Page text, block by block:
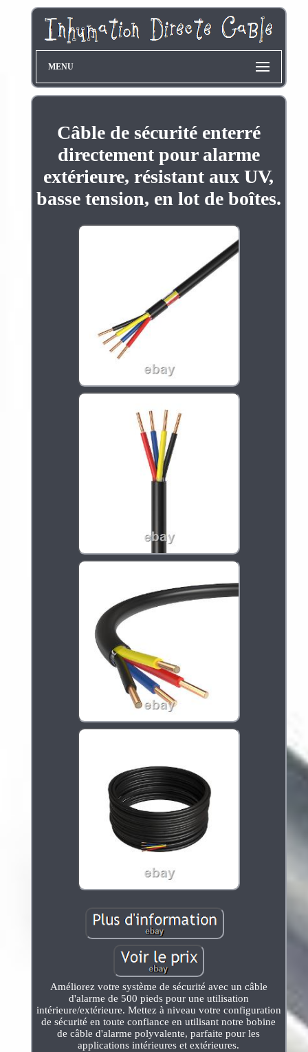
MENU
Câble de sécurité enterré
directement pour alarme
extérieure, résistant aux UV,
basse tension, en lot de boîtes.
Améliorez votre système de sécurité avec un câble
d'alarme de 500 pieds pour une utilisation
intérieure/extérieure. Mettez à niveau votre configuration
de sécurité en toute confiance en utilisant notre bobine
de câble d'alarme polyvalente, parfaite pour les
applications intérieures et extérieures.